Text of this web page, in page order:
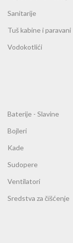
Sanitarije
Tuš kabine i paravani
Vodokotlići
Baterije - Slavine
Bojleri
Kade
Sudopere
Ventilatori
Sredstva za čišćenje